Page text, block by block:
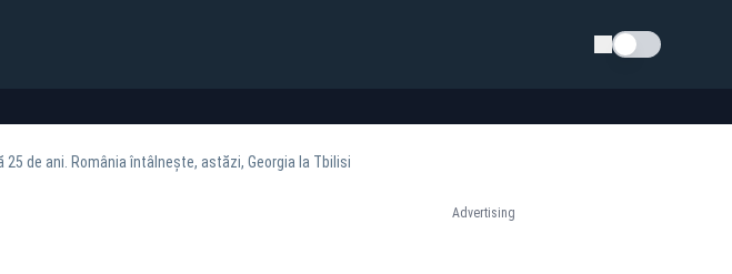
Schimba tema
de ani. România întâlneşte, astăzi, Georgia la Tbilisi
Advertising